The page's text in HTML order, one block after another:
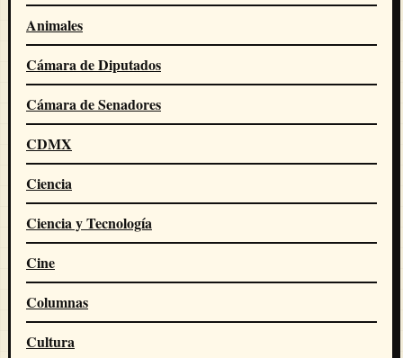
Animales
Cámara de Diputados
Cámara de Senadores
CDMX
Ciencia
Ciencia y Tecnología
Cine
Columnas
Cultura